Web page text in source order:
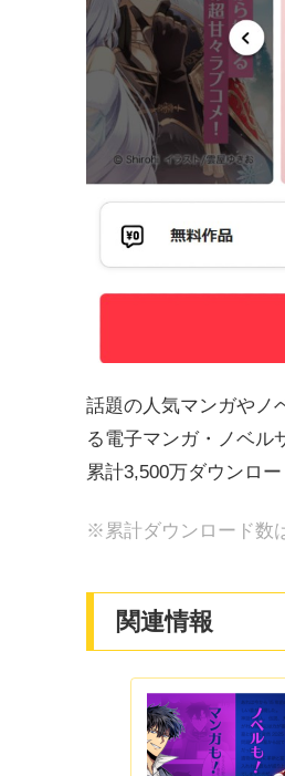
話題の人気マンガやノ
る電子マンガ・ノベル
累計3,500万ダウンロ
※累計ダウンロード数
関連情報